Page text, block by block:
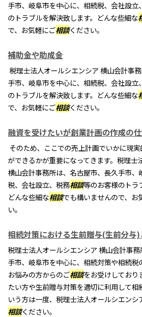
手市、岐阜市を中心に、相続税、会社設立
のトラブルを解決致します。どんな些細な
で、お気軽にご相談ください。
補助金や助成金
税理士法人オールシエンシア 横山会計事
手市、岐阜市を中心に、相続税、会社設立
のトラブルを解決致します。どんな些細な
で、お気軽にご相談ください。
融資を受けたいが創業計画の作成の
そのため、ここでの売上計画でいかに現
ができるかが重要になってきます。税理士
横山会計事務所は、名古屋市、長久手市、
税、会社設立、税務相談等のお客様のトラ
どんな些細な相談でも構いませんので、お
い。
相続対策における生前贈与(生前分与)
税理士法人オールシエンシア 横山会計事
手市、岐阜市を中心に、相続対策や相続税
お悩みの方からのご相談をお受けしており
たい方や生前贈与対策を適切に利用して相
いう方は一度、税理士法人オールシエンシ
相談ください。